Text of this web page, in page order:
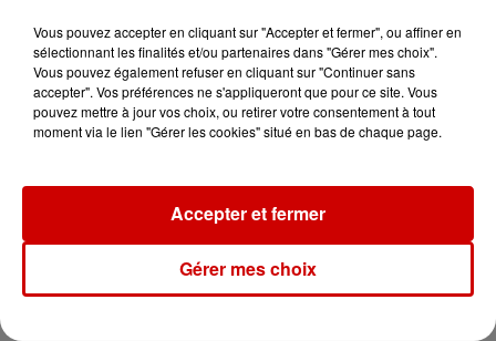
Le Duel - Gagnez votre balade
en jet ski !
Newsletter
Vous pouvez accepter en cliquant sur "Accepter et fermer", ou affiner en
sélectionnant les finalités et/ou partenaires dans "Gérer mes choix".
Vous pouvez également refuser en cliquant sur "Continuer sans
accepter". Vos préférences ne s'appliqueront que pour ce site. Vous
pouvez mettre à jour vos choix, ou retirer votre consentement à tout
moment via le lien "Gérer les cookies" situé en bas de chaque page.
Gérer mes choix
Accepter et fermer